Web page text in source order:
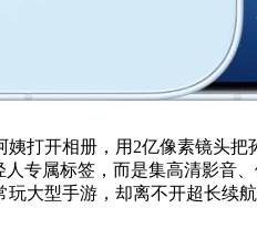
打开相册，用2亿像素镜头
属标签，而是集高清影音
大型手游，却离不开超长